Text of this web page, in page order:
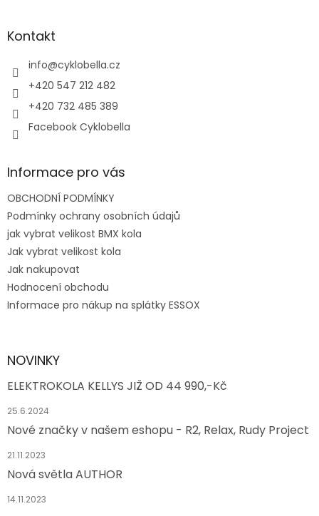
aKontakt
info@cyklobella.cz
+420 547 212 482
+420 732 485 389
Facebook Cyklobella
Informace pro vás
OBCHODNÍ PODMÍNKY
Podmínky ochrany osobních údajů
jak vybrat velikost BMX kola
Jak vybrat velikost kola
Jak nakupovat
Hodnocení obchodu
Informace pro nákup na splátky ESSOX
NOVINKY
ELEKTROKOLA KELLYS JIŽ OD 44 990,-Kč
25.6.2024
Nové značky v našem eshopu - R2, Relax, Rudy Project
21.11.2023
Nová světla AUTHOR
14.11.2023